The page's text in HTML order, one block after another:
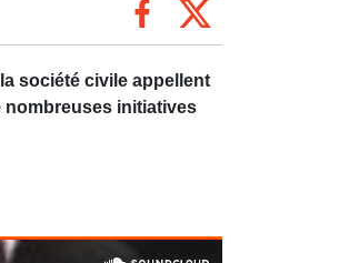
société civile appellent
nombreuses initiatives